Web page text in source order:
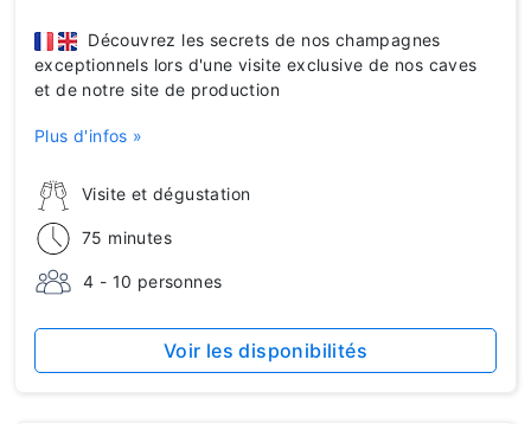
Visite et dégustation
75 minutes
4 - 10 personnes
Découvrez les secrets de nos champagnes
exceptionnels lors d'une visite exclusive de nos caves
et de notre site de production
Plus d'infos »
Voir les disponibilités